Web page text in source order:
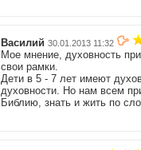
Василий 30.01.2013 11:32
Мое мнение, духовность
свои рамки.
Дети в 5 - 7 лет имеют
духовности. Но нам всем
Библию, знать и жить по